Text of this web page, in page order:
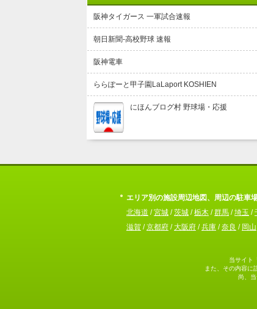
阪神タイガース 一軍試合速報
朝日新聞-高校野球 速報
阪神電車
ららぽーと甲子園LaLaport KOSHIEN
にほんブログ村 野球場・応援
エリア別の施設周辺地図、周辺の駐車
北海道 /宮城 /茨城 /栃木 /群馬 /埼玉 /
滋賀 /京都府 /大阪府 /兵庫 /奈良 / 岡山
当サイト
また、その内容に
尚、